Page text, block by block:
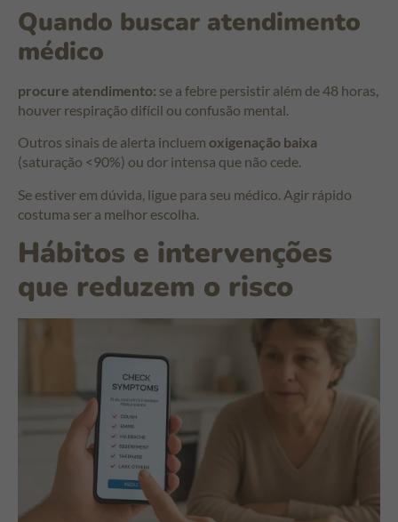
Quando buscar atendimento
médico
procure atendimento: se a febre persistir além de 48 horas,
houver respiração difícil ou confusão mental.
Outros sinais de alerta incluem oxigenação baixa
(saturação <90%) ou dor intensa que não cede.
Se estiver em dúvida, ligue para seu médico. Agir rápido
costuma ser a melhor escolha.
Hábitos e intervenções
que reduzem o risco